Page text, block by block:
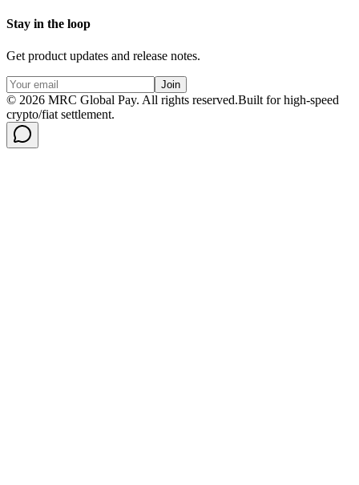
Stay in the loop
Get product updates and release notes.
Join
© 2026 MRC Global Pay. All rights reserved.Built for high-speed
crypto/fiat settlement.